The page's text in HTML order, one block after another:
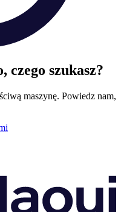
czego szukasz?
maszynę. Powiedz nam,